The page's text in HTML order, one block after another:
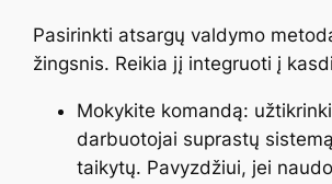
Pasirinkti atsargų valdymo
žingsnis. Reikia jį integruoti į
Mokykite komandą:
darbuotojai suprastų
taikytų. Pavyzdžiui, jei